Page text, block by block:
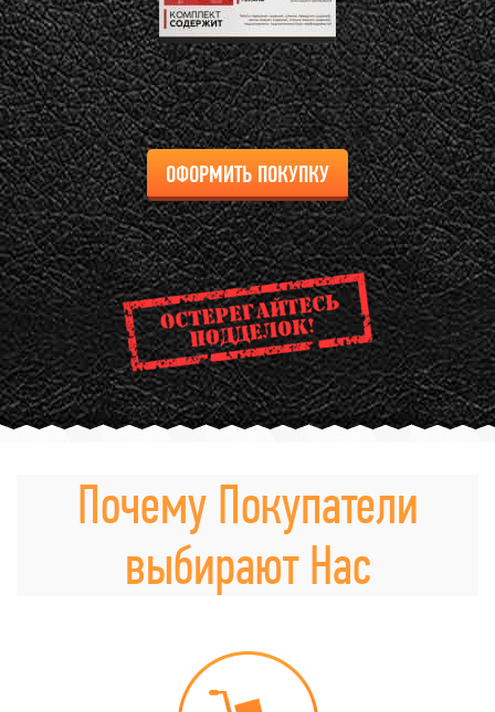
ОФОРМИТЬ ПОКУПКУ
Почему Покупатели
выбирают Нас